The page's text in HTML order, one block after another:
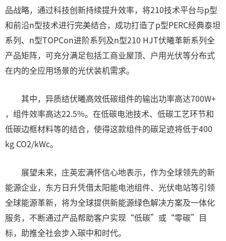
品战略，通过科技创新持续提升效率，将210技术平台与p型
和前沿n型技术进行完美结合，成功打造了p型PERC经典泰坦
系列、n型TOPCon进阶系列及n型210 HJT伏曦革新系列全
产品矩阵，可充分满足包括工商业屋顶、户用光伏等分布式
在内的全应用场景的光伏装机需求。
其中，异质结伏曦高效低碳组件的输出功率高达700W+
，组件效率高达22.5%。在低碳电池技术、低碳工艺环节和
低碳边框材料等的结合，使得这款组件的碳足迹将低于400
kg CO2/kWc。
展望未来，庄英宏满怀信心地表示，作为全球领先的新
能源企业，东方日升凭借太阳能电池组件、光伏电站等引领
全球能源革新，将为全球提供新能源绿色解决方案及一体化
服务，不断通过产品帮助客户实现“低碳”或“零碳”目
标，助推全社会步入碳中和时代。